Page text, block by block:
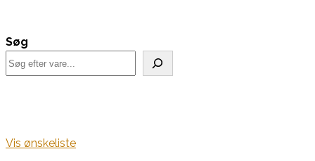
Søg
Vis ønskeliste